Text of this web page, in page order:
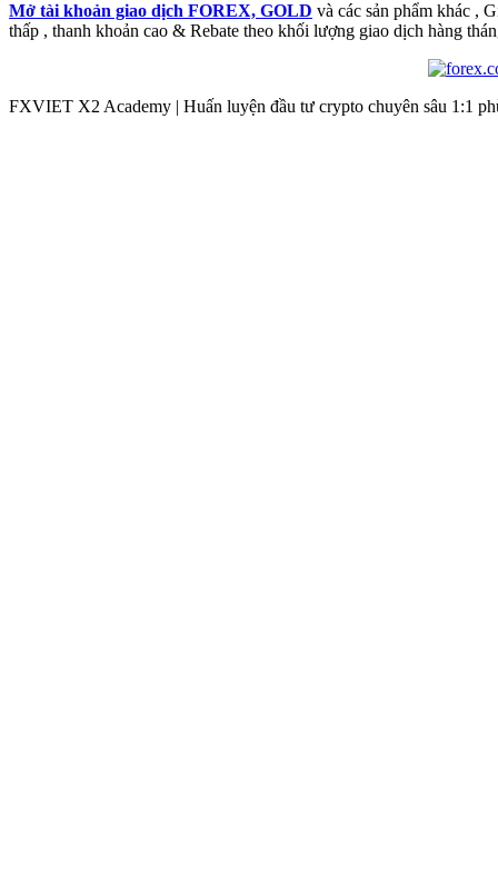
Mở tài khoản giao dịch FOREX, GOLD và các sản phẩm khác ,
thấp , thanh khoản cao & Rebate theo khối lượng giao dịch hàng
FXVIET X2 Academy | Huấn luyện đầu tư crypto chuyên sâu 1:1